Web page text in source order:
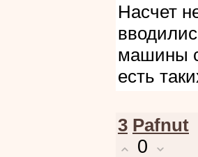
Насчет
машины
есть
3 Pafnut
0